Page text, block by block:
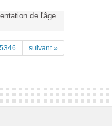
de l'âge
suivant »